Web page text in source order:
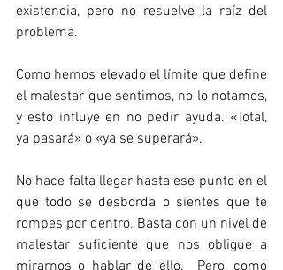
existencia, pero no resuelve la raíz del
problema.
Como hemos elevado el límite que define
el malestar que sentimos, no lo notamos,
y esto influye en no pedir ayuda. «Total,
ya pasará» o «ya se superará».
No hace falta llegar hasta ese punto en el
que todo se desborda o sientes que te
rompes por dentro. Basta con un nivel de
malestar suficiente que nos obligue a
mirarnos o hablar de ello.  Pero, como